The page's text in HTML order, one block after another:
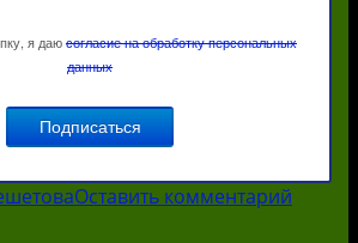
я даюсогласие на обработку персональных
данных
Оставить комментарий